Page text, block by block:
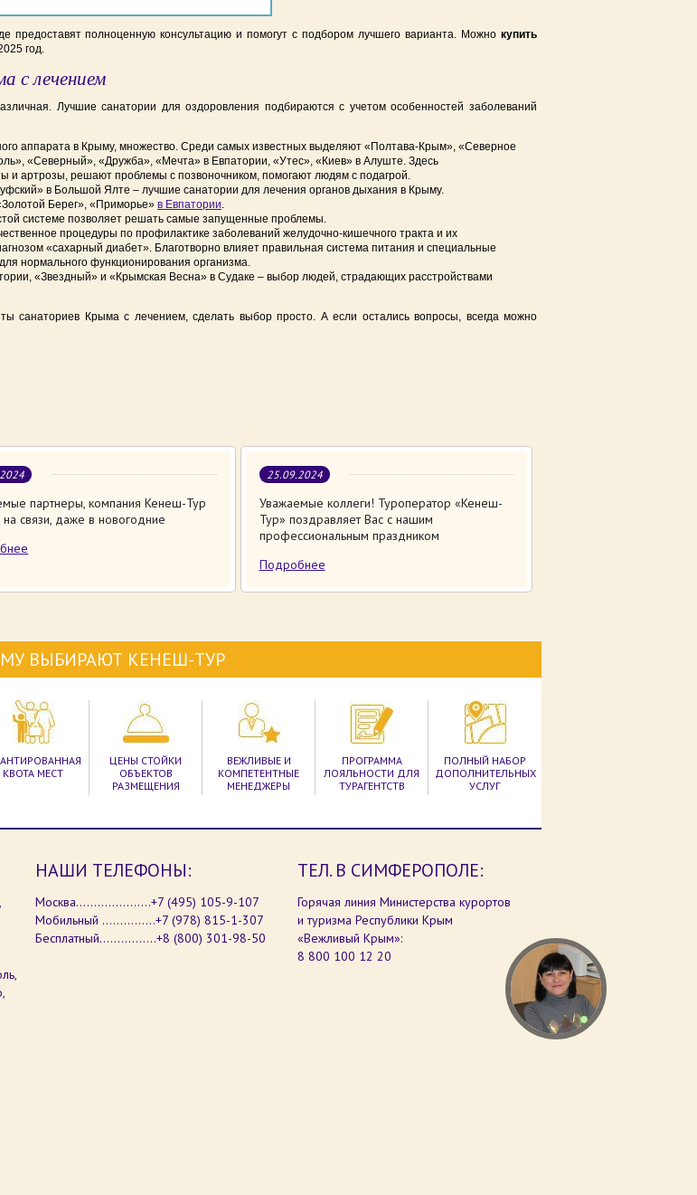
предоставят полноценную консультацию и помогут с подбором лучшего варианта. Можно купить
год.
с лечением
Лучшие санатории для оздоровления подбираются с учетом особенностей заболеваний
аппарата в Крыму, множество. Среди самых известных выделяют «Полтава-Крым», «Северное
«Северный», «Дружба», «Мечта» в Евпатории, «Утес», «Киев» в Алуште. Здесь
и артрозы, решают проблемы с позвоночником, помогают людям с подагрой.
в Большой Ялте – лучшие санатории для лечения органов дыхания в Крыму.
Берег», «Приморье» в Евпатории
системе позволяет решать самые запущенные проблемы.
процедуры по профилактике заболеваний желудочно-кишечного тракта и их
«сахарный диабет». Благотворно влияет правильная система питания и специальные
нормального функционирования организма.
«Звездный» и «Крымская Весна» в Судаке – выбор людей, страдающих расстройствами
санаториев Крыма с лечением, сделать выбор просто. А если остались вопросы, всегда можно
партнеры, компания Кенеш-Тур
на связи, даже в новогодние
25.09.2024
Уважаемые коллеги! Туроператор «Кенеш-
Тур» поздравляет Вас с нашим
профессиональным праздником
Подробнее
ВЫБИРАЮТ КЕНЕШ-ТУР
КВОТА МЕСТ
ЦЕНЫ СТОЙКИ
ОБЪЕКТОВ
РАЗМЕЩЕНИЯ
ВЕЖЛИВЫЕ И
КОМПЕТЕНТНЫЕ
МЕНЕДЖЕРЫ
ПРОГРАММА
ЛОЯЛЬНОСТИ ДЛЯ
ТУРАГЕНТСТВ
ПОЛНЫЙ НАБОР
ДОПОЛНИТЕЛЬНЫХ
УСЛУГ
НАШИ ТЕЛЕФОНЫ:
Москва.....................+7 (495) 105-9-107
Мобильный ...............+7 (978) 815-1-307
Бесплатный................+8 (800) 301-98-50
ТЕЛ. В СИМФЕРОПОЛЕ:
Горячая линия Министерства курортов
и туризма Республики Крым
«Вежливый Крым»:
8 800 100 12 20